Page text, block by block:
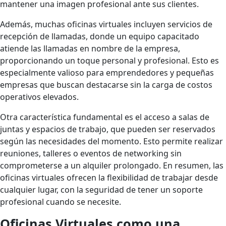
mantener una imagen profesional ante sus clientes.
Además, muchas oficinas virtuales incluyen servicios de
recepción de llamadas, donde un equipo capacitado
atiende las llamadas en nombre de la empresa,
proporcionando un toque personal y profesional. Esto es
especialmente valioso para emprendedores y pequeñas
empresas que buscan destacarse sin la carga de costos
operativos elevados.
Otra característica fundamental es el acceso a salas de
juntas y espacios de trabajo, que pueden ser reservados
según las necesidades del momento. Esto permite realizar
reuniones, talleres o eventos de networking sin
comprometerse a un alquiler prolongado. En resumen, las
oficinas virtuales ofrecen la flexibilidad de trabajar desde
cualquier lugar, con la seguridad de tener un soporte
profesional cuando se necesite.